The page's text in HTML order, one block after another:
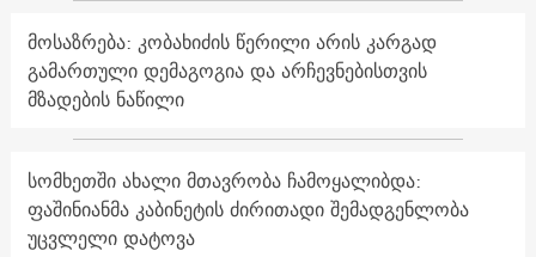
მოსაზრება: კობახიძის წერილი არის კარგად
გამართული დემაგოგია და არჩევნებისთვის
მზადების ნაწილი
სომხეთში ახალი მთავრობა ჩამოყალიბდა:
ფაშინიანმა კაბინეტის ძირითადი შემადგენლობა
უცვლელი დატოვა